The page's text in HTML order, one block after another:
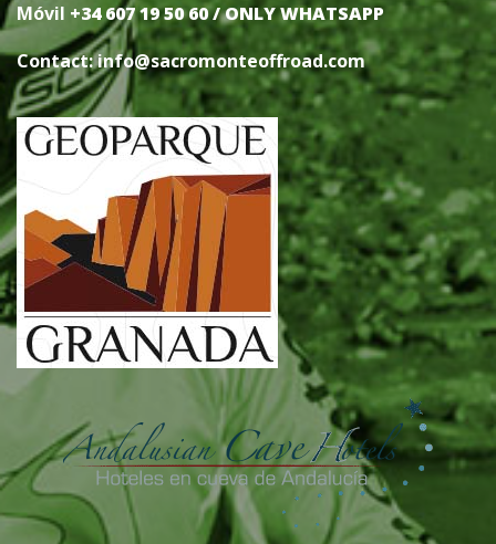
Móvil +34 607 19 50 60 / ONLY WHATSAPP
Contact: info@sacromonteoffroad.com